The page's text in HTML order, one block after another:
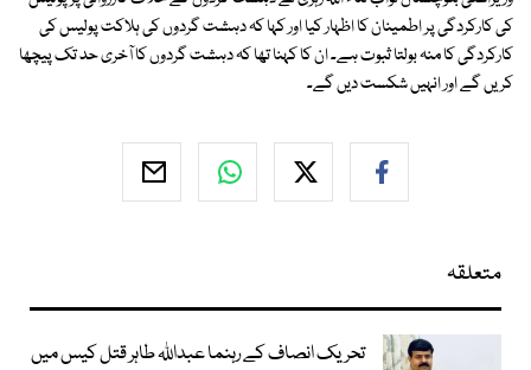
کی کارکردگی پر اطمینان کا اظہار کیا اور کہا کہ دہشت گردوں کی ہلاکت پولیس کی
کارکردگی کا منہ بولتا ثبوت ہے۔ ان کا کہنا تھا کہ دہشت گردوں کا آخری حد تک پیچھا
کریں گے اور انہیں شکست دیں گے۔
متعلقہ
تحریک انصاف کے رہنما عبداللہ طاہر قتل کیس میں